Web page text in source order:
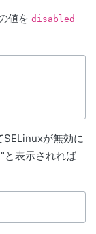
値を disabled
SELinuxが無効に
と表示されれば